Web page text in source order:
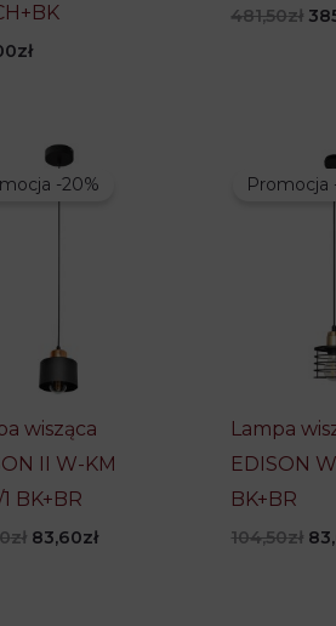
zł
481,50zł
-20%
wisząca
II W-KM
BK+BR
zł Pierwotna
83,60złAktualna
Promocja
Lampa
EDISON
BK+BR
104,50zł